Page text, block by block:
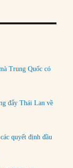
Trung Quốc có
đẩy Thái Lan về
quyết định đầu